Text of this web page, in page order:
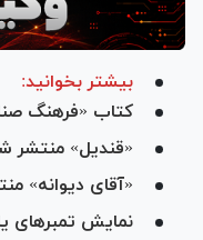
بیشتر بخوانید:
کتاب «فرهنگ
«قندیل» منتشر
«آقای دیوانه»
نمایش تمبر‌های